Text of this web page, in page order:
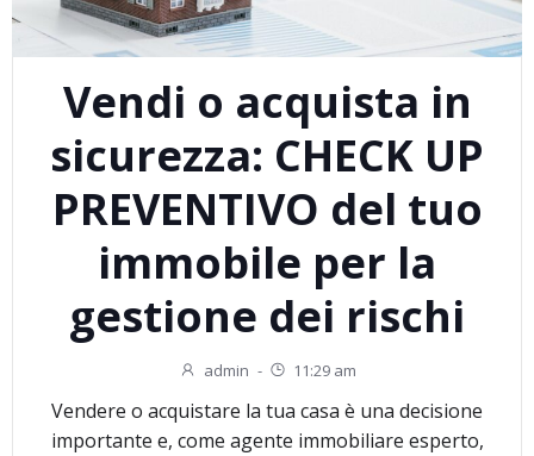
Vendi o acquista in
sicurezza: CHECK UP
PREVENTIVO del tuo
immobile per la
gestione dei rischi
admin - 11:29 am
Vendere o acquistare la tua casa è una decisione
importante e, come agente immobiliare esperto,